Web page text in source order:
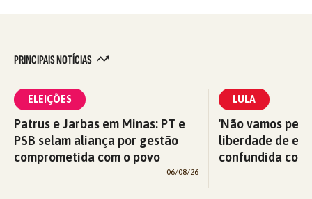
PRINCIPAIS NOTÍCIAS
ELEIÇÕES
Patrus e Jarbas em Minas: PT e
PSB selam aliança por gestão
comprometida com o povo
06/08/26
LULA
'Não vamos
liberdade de
confundida